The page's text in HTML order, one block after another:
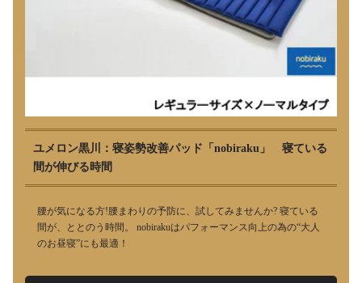
ユメロン黒川：寝姿勢改善パッド「nobiraku」 寝ている
間が伸びる時間
腰が気になる方!腰まわりの予防に、試してみませんか? 寝ている
間が、ととのう時間。 nobirakuはパフォーマンス向上の為の“大人
のお昼寝”にも最適！